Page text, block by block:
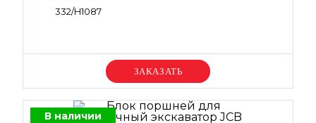
332/H1087
Уточняйте цену
В наличии